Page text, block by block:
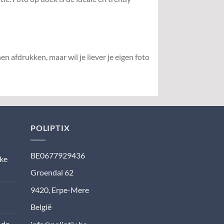
afdrukken, maar wil je liever je eigen foto
POLIPTIX
BE0677929436
Groendal 62
9420 Erpe-Mere
België